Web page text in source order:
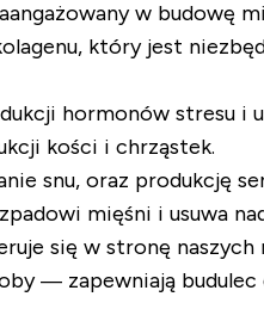
w budowę
który jest
hormonów stresu i
kości i chrząstek.
snu, oraz produkcję
mięśni i usuwa
się w stronę
— zapewniają